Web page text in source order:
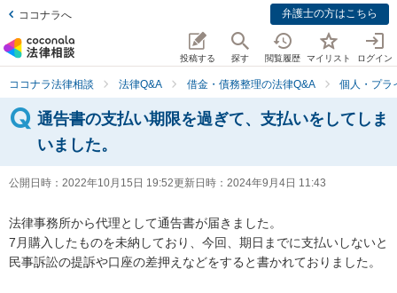
ココナラへ 弁護士の方はこちら
投稿する 探す 閲覧履歴 マイリスト ログイン
ココナラ法律相談 法律Q&A 借金・債務整理の法律Q&A 個人・プラ
通告書の支払い期限を過ぎて、支払いをしてしま
いました。
公開日時： 2022年10月15日 19:52更新日時： 2024年9月4日 11:43
法律事務所から代理として通告書が届きました。
7月購入したものを未納しており、今回、期日までに支払いしないと
民事訴訟の提訴や口座の差押えなどをすると書かれておりました。